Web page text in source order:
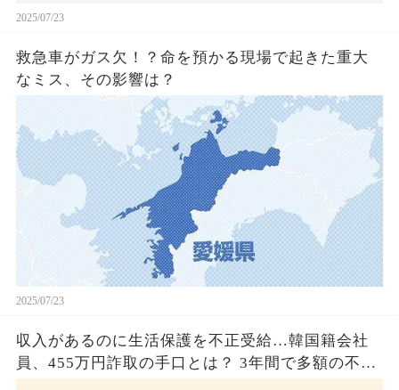
2025/07/23
救急車がガス欠！？命を預かる現場で起きた重大
なミス、その影響は？
2025/07/23
収入があるのに生活保護を不正受給…韓国籍会社
員、455万円詐取の手口とは？ 3年間で多額の不正